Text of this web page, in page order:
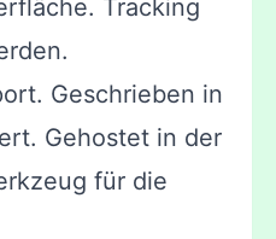
Tracking
Geschrieben in
Gehostet in der
für die